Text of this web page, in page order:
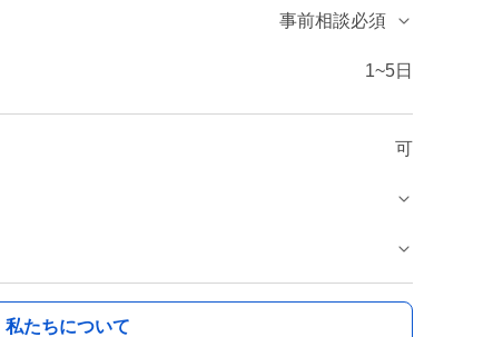
事前相談必須
1~5日
可
私たちについて